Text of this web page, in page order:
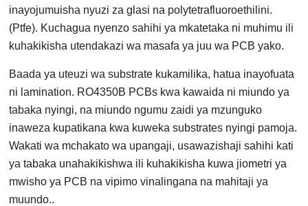
inayojumuisha nyuzi za glasi na polytetrafluoroethilini.
(Ptfe). Kuchagua nyenzo sahihi ya mkatetaka ni muhimu ili
kuhakikisha utendakazi wa masafa ya juu wa PCB yako.
Baada ya uteuzi wa substrate kukamilika, hatua inayofuata
ni lamination. RO4350B PCBs kwa kawaida ni miundo ya
tabaka nyingi, na miundo ngumu zaidi ya mzunguko
inaweza kupatikana kwa kuweka substrates nyingi pamoja.
Wakati wa mchakato wa upangaji, usawazishaji sahihi kati
ya tabaka unahakikishwa ili kuhakikisha kuwa jiometri ya
mwisho ya PCB na vipimo vinalingana na mahitaji ya
muundo..